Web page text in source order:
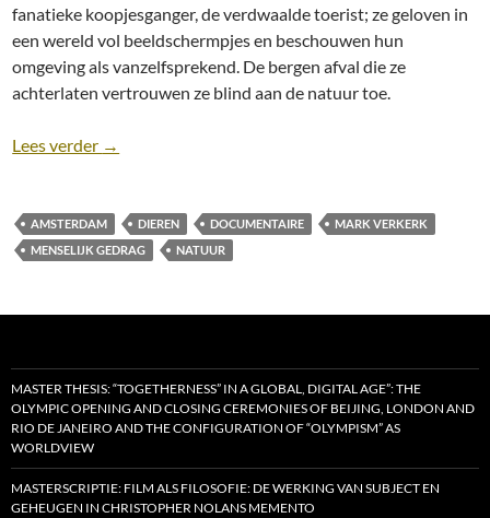
fanatieke koopjesganger, de verdwaalde toerist; ze geloven in
een wereld vol beeldschermpjes en beschouwen hun
omgeving als vanzelfsprekend. De bergen afval die ze
achterlaten vertrouwen ze blind aan de natuur toe.
Lees verder Recensie: De Wilde Stad (2018) [Documentaire]
→
AMSTERDAM DIEREN DOCUMENTAIRE
MARK VERKERK
MENSELIJK GEDRAG
NATUUR
MASTER THESIS: “TOGETHERNESS” IN A GLOBAL, DIGITAL AGE”: THE
OLYMPIC OPENING AND CLOSING CEREMONIES OF BEIJING, LONDON AND
RIO DE JANEIRO AND THE CONFIGURATION OF “OLYMPISM” AS
WORLDVIEW
MASTERSCRIPTIE: FILM ALS FILOSOFIE: DE WERKING VAN SUBJECT EN
GEHEUGEN IN CHRISTOPHER NOLANS MEMENTO